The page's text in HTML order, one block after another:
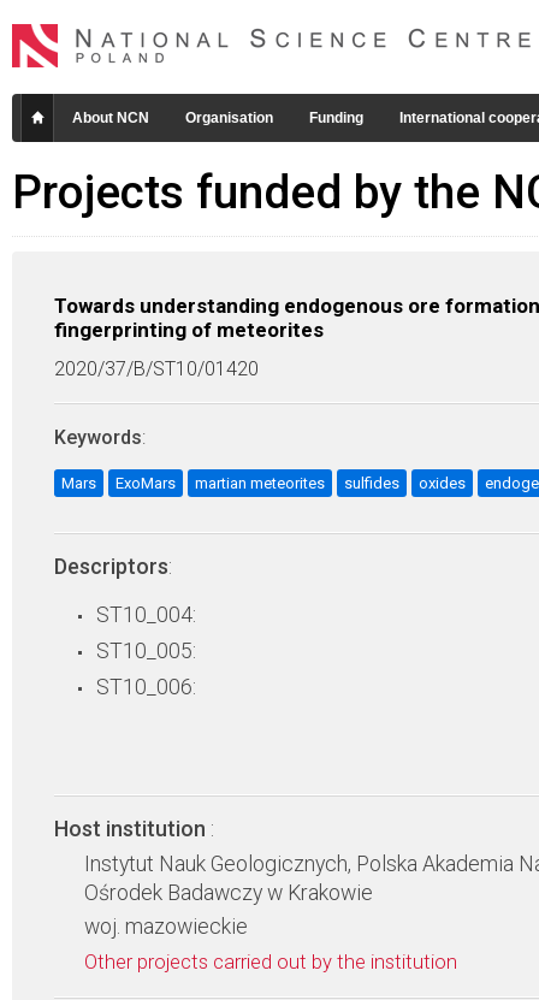
About NCN Organisation Funding International
Projects funded by the
Towards understanding endogenous ore
fingerprinting of meteorites
2020/37/B/ST10/01420
Keywords:
Mars ExoMars martian meteorites sulfides oxides
Descriptors:
ST10_004:
ST10_005:
ST10_006:
Host institution :
Instytut Nauk Geologicznych, Polska Akademia
Ośrodek Badawczy w Krakowie
woj. mazowieckie
Other projects carried out by the institution